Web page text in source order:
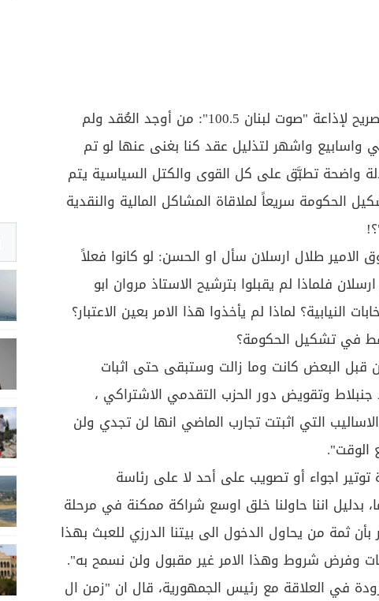
وتساءل ابو الحسن في تصريح لإذاعة "صوت لبنان 100.5": من أوجد العُقد ولم
واسابيع واشهر لتذليل عقد كنا بغنى عنها لو تم
واضحة تطبَّق على كل القوى والكتل السياسية يتم
الحكومة سريعاً لملاقاة المشاكل المالية والنقدية
طلال ارسلان سأل او الحسن: لو كانوا فعلاً
فلماذا لم يقبلوا بترشيح الاستاذ مروان ابو
النيابية؟ لماذا لم يأخذوا هذا الامر بعين الاعتبار؟
في تشكيل الحكومة؟
قبل البعض كانت وما زالت وستبقى حتى اثبات
وتقويض دور الحزب التقدمي الاشتراكي ،
التي اثبتت تجارب الماضي انها لن تجدي ولن
الوقت".
اجواء أو تصويب على أحد لا على رئاسة
بدليل اننا حاولنا خلق اوسع شراكة ممكنة في مرحلة
بأن ثمة من يحاول الدخول الى بيتنا الدرزي للعبث بهذا
وفرض شروط وهذا الامر غير مقبول ولن نسمح به".
في العلاقة مع رئيس الجمهورية، قال ان "زمن ال